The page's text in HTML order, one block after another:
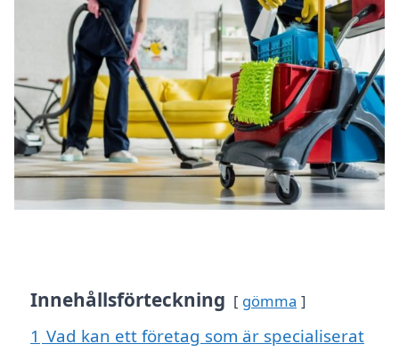
Innehållsförteckning gömma
1 Vad kan ett företag som är specialiserat